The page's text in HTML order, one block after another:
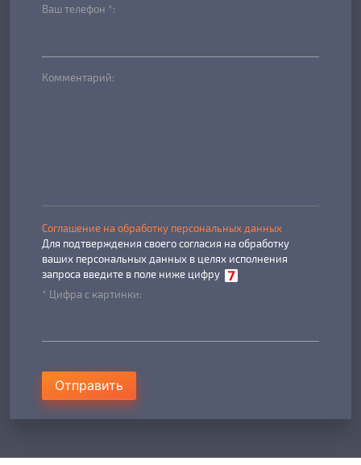
Ваш телефон *:
Комментарий:
Соглашение на обработку персональных данных
Для подтверждения своего согласия на обработку
ваших персональных данных в целях исполнения
запроса введите в поле ниже цифру
* Цифра с картинки:
Отправить